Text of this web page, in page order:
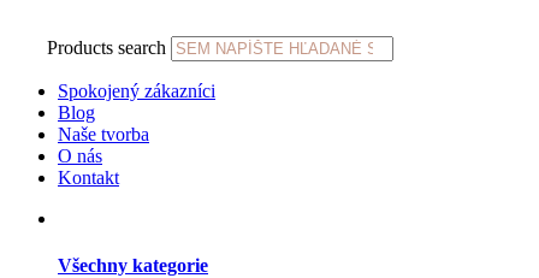
Products search
Spokojený zákazníci
Blog
Naše tvorba
O nás
Kontakt
Všechny kategorie